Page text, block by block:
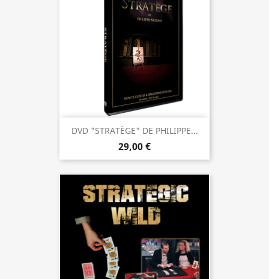
DVD "STRATÈGE" DE PHILIPPE...
29,00 €